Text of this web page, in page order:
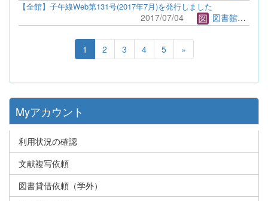
【全館】子午線Web第131号(2017年7月)を発行しました
2017/07/04 図書館管理者
1 2 3 4 5 »
Myアカウント
利用状況の確認
文献複写依頼
図書貸借依頼（学外）